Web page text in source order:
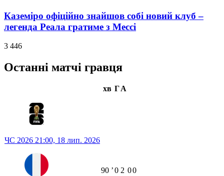
Каземіро офіційно знайшов собі новий клуб –
легенда Реала гратиме з Мессі
3 446
Останні матчі гравця
хв ГА
ЧС 2026 21:00, 18 лип. 2026
90 ʼ0 2 00